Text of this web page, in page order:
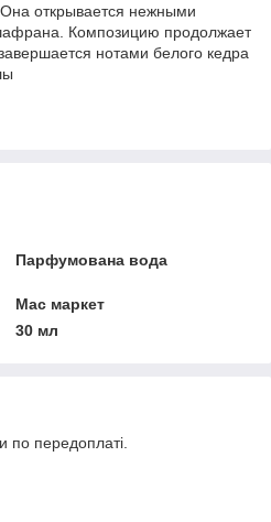
открывается нежными
Композицию продолжает
нотами белого кедра
Парфумована вода
Мас маркет
30 мл
по передоплаті.